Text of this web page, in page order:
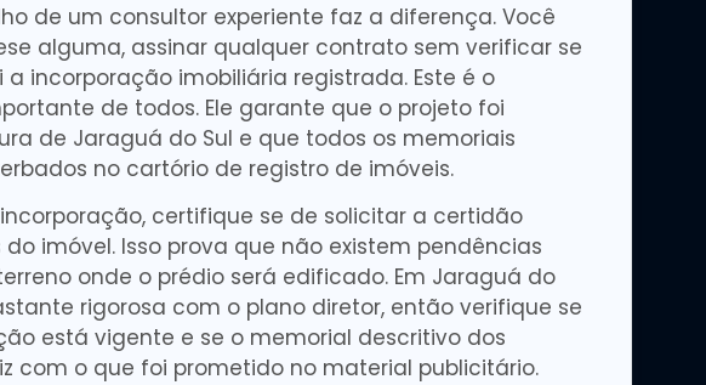
de um consultor experiente faz a diferença. Você
alguma, assinar qualquer contrato sem verificar se
incorporação imobiliária registrada. Este é o
de todos. Ele garante que o projeto foi
de Jaraguá do Sul e que todos os memoriais
no cartório de registro de imóveis.
certifique se de solicitar a certidão
imóvel. Isso prova que não existem pendências
onde o prédio será edificado. Em Jaraguá do
rigorosa com o plano diretor, então verifique se
está vigente e se o memorial descritivo dos
com o que foi prometido no material publicitário.